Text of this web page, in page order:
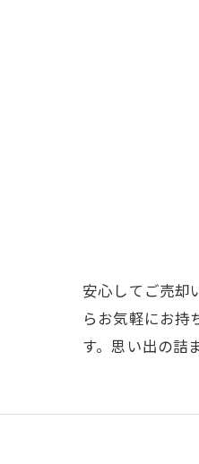
安心してご売却
らお気軽にお持
す。思い出の詰